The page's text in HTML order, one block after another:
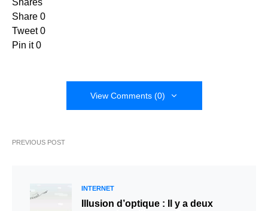
Share 0
Tweet 0
Pin it 0
View Comments (0)
PREVIOUS POST
INTERNET
Illusion d’optique : Il y a deux